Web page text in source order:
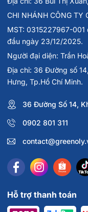
Phường Tân Hưng
📞Hotline tư vấn:
🌐Website:
📩Email:
CHI NHÁNH CÔNG TY
MST: 0315227967-
đầu ngày 23/12/2025.
Người đại diện: Trần
Địa chỉ: 36 Đường số
Hưng, Tp.Hồ Chí Minh.
36 Đường Số 14,
0902 801 311
Hỗ trợ thanh toán